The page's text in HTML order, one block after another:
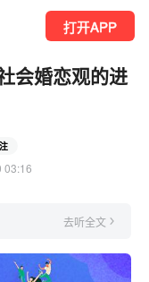
打开APP
会婚恋观的进
03:16
去听全文